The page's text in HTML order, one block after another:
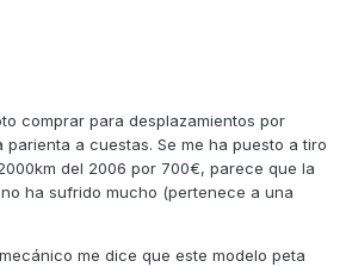
comprar para desplazamientos por
a cuestas. Se me ha puesto a tiro
del 2006 por 700€, parece que la
ha sufrido mucho (pertenece a una
me dice que este modelo peta